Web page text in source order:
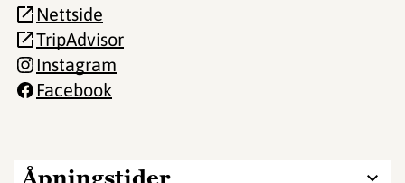
Nettside
TripAdvisor
Instagram
Facebook